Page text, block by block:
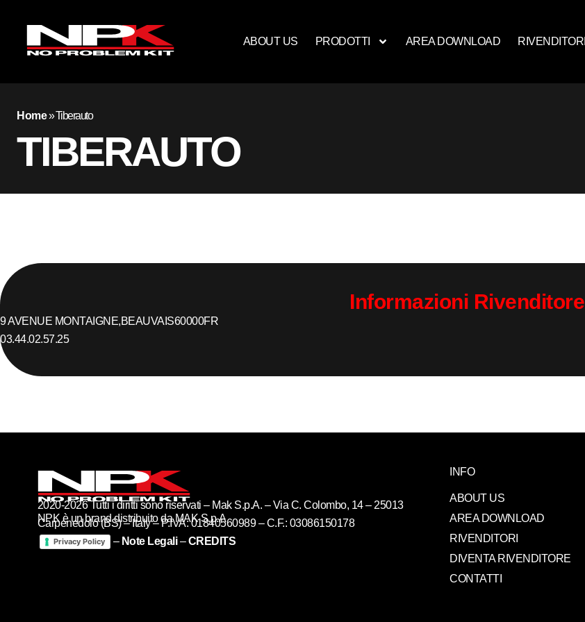
ABOUT US PRODOTTI AREA DOWNLOAD RIVENDITORI
Home»Tiberauto
TIBERAUTO
Informazioni Rivenditore
9 AVENUE MONTAIGNE,BEAUVAIS60000FR
03.44.02.57.25
NPK è un brand distribuito da MAK S.p.A
2020-2026 Tutti i diritti sono riservati – Mak S.p.A. – Via C. Colombo, 14 – 25013
Carpenedolo (BS) – Italy – P.IVA: 01840560989 – C.F.: 03086150178
Privacy Policy – Note Legali–CREDITS
INFO
ABOUT US
AREA DOWNLOAD
RIVENDITORI
DIVENTA RIVENDITORE
CONTATTI